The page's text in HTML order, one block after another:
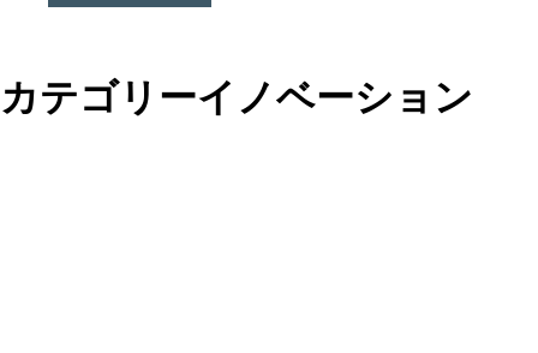
カテゴリーイノベーション